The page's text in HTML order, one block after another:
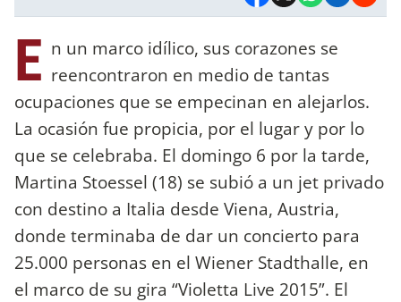
E n un marco idílico, sus corazones se
reencontraron en medio de tantas
ocupaciones que se empecinan en alejarlos.
La ocasión fue propicia, por el lugar y por lo
que se celebraba. El domingo 6 por la tarde,
Martina Stoessel (18) se subió a un jet privado
con destino a Italia desde Viena, Austria,
donde terminaba de dar un concierto para
25.000 personas en el Wiener Stadthalle, en
el marco de su gira “Violetta Live 2015”. El